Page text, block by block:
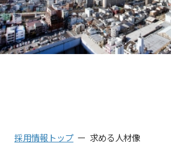
採用情報トップ 求める人材像